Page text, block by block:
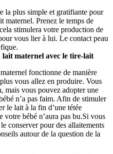
la plus simple et gratifiante pour
maternel. Prenez le temps de
stimulera votre production de
vous lier à lui. Le contact peau
maternel avec le tire-lait
fonctionne de manière
vous allez en produire. Vous
n’a pas faim. Afin de stimuler
le lait à la fin d’une tétée
votre bébé n’aura pas bu.Si vous
conserver pour des allaitements